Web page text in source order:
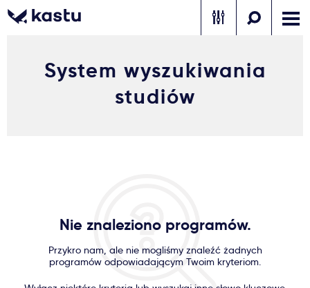
Zadzwoń Bezpłatne konsultacje Kontakt
Gdzie studiować?
System wyszukiwania
studiów
Nie znaleziono programów.
Przykro nam, ale nie mogliśmy znaleźć żadnych
programów odpowiadającym Twoim kryteriom.